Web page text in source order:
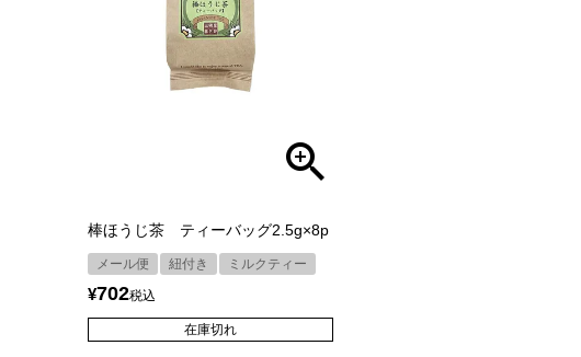
棒ほうじ茶 ティーバッグ2.5g×8p
メール便 紐付き ミルクティー
¥702税込
在庫切れ